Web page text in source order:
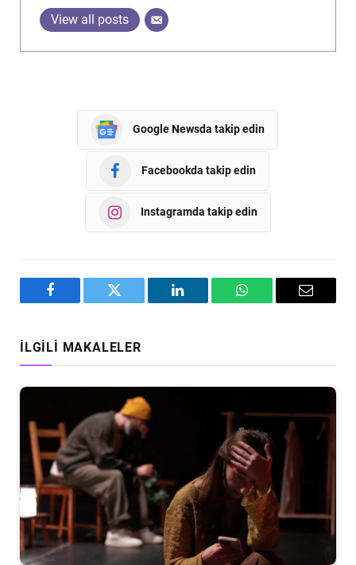
View all posts
Google Newsda takip edin
Facebookda takip edin
Instagramda takip edin
Facebook Twitter LinkedIn WhatsAppEmail
İLGILI MAKALELER